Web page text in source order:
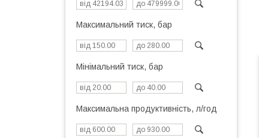
Максимальний тиск, бар
Мінімальний тиск, бар
Максимальна продуктивність, л/год